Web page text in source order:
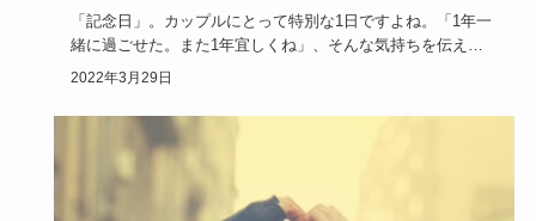
「記念日」。カップルにとって特別な1日ですよね。「1年一
緒に過ごせた。また1年宜しくね」、そんな気持ちを伝えら
れた素敵です…
2022年3月29日